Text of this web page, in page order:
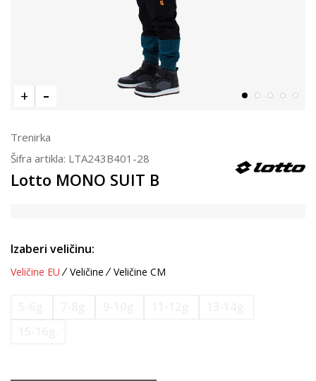
Trenirka
Šifra artikla: LTA243B401-28
Lotto MONO SUIT B
Izaberi veličinu:
Veličine EU Veličine Veličine CM